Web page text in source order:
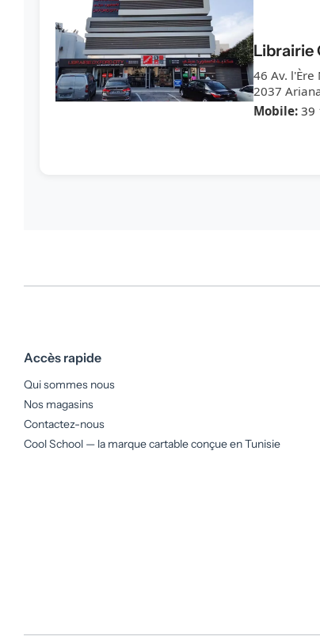
Librairie
46 Av. l'Ère
2037
Mobile: 39
Accès rapide
Qui sommes nous
Nos magasins
Contactez-nous
Cool School — la marque cartable conçue en Tunisie